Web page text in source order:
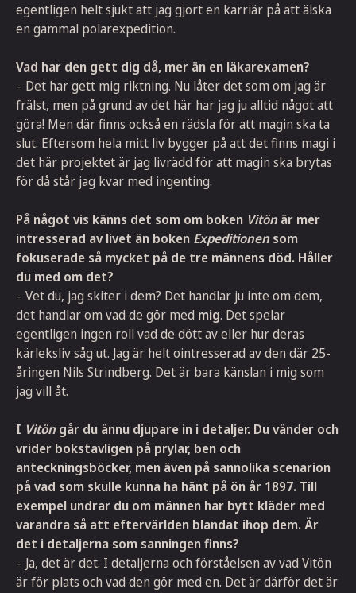
egentligen helt sjukt att jag gjort en karriär på att älska
en gammal polarexpedition.
Vad har den gett dig då, mer än en läkarexamen?
– Det har gett mig riktning. Nu låter det som om jag är
frälst, men på grund av det här har jag ju alltid något att
göra! Men där finns också en rädsla för att magin ska ta
slut. Eftersom hela mitt liv bygger på att det finns magi i
det här projektet är jag livrädd för att magin ska brytas
för då står jag kvar med ingenting.
På något vis känns det som om boken Vitönär mer
intresserad av livet än boken Expeditionensom
fokuserade så mycket på de tre männens död. Håller
du med om det?
– Vet du, jag skiter i dem? Det handlar ju inte om dem,
det handlar om vad de gör med mig. Det spelar
egentligen ingen roll vad de dött av eller hur deras
kärleksliv såg ut. Jag är helt ointresserad av den där 25-
åringen Nils Strindberg. Det är bara känslan i mig som
jag vill åt.
I Vitöngår du ännu djupare in i detaljer. Du vänder och
vrider bokstavligen på prylar, ben och
anteckningsböcker, men även på sannolika scenarion
på vad som skulle kunna ha hänt på ön år 1897. Till
exempel undrar du om männen har bytt kläder med
varandra så att eftervärlden blandat ihop dem. Är
det i detaljerna som sanningen finns?
– Ja, det är det. I detaljerna och förståelsen av vad Vitön
är för plats och vad den gör med en. Det är därför det är